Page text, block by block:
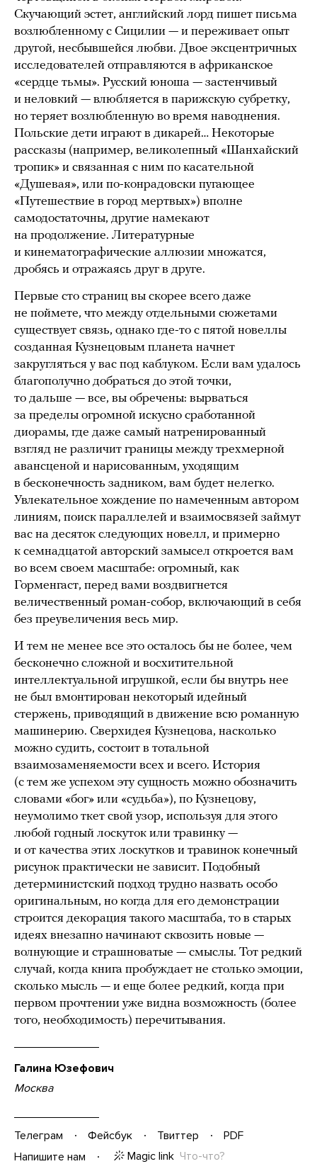
Скучающий эстет, английский лорд пишет письма
возлюбленному с Сицилии — и переживает опыт
другой, несбывшейся любви. Двое эксцентричных
исследователей отправляются в африканское
«сердце тьмы». Русский юноша — застенчивый
и неловкий — влюбляется в парижскую субретку,
но теряет возлюбленную во время наводнения.
Польские дети играют в дикарей… Некоторые
рассказы (например, великолепный «Шанхайский
тропик» и связанная с ним по касательной
«Душевая», или по-конрадовски пугающее
«Путешествие в город мертвых») вполне
самодостаточны, другие намекают
на продолжение. Литературные
и кинематографические аллюзии множатся,
дробясь и отражаясь друг в друге.
Первые сто страниц вы скорее всего даже
не поймете, что между отдельными сюжетами
существует связь, однако где-то с пятой новеллы
созданная Кузнецовым планета начнет
закругляться у вас под каблуком. Если вам удалось
благополучно добраться до этой точки,
то дальше — все, вы обречены: вырваться
за пределы огромной искусно сработанной
диорамы, где даже самый натренированный
взгляд не различит границы между трехмерной
авансценой и нарисованным, уходящим
в бесконечность задником, вам будет нелегко.
Увлекательное хождение по намеченным автором
линиям, поиск параллелей и взаимосвязей займут
вас на десяток следующих новелл, и примерно
к семнадцатой авторский замысел откроется вам
во всем своем масштабе: огромный, как
Горменгаст, перед вами воздвигнется
величественный роман-собор, включающий в себя
без преувеличения весь мир.
И тем не менее все это осталось бы не более, чем
бесконечно сложной и восхитительной
интеллектуальной игрушкой, если бы внутрь нее
не был вмонтирован некоторый идейный
стержень, приводящий в движение всю романную
машинерию. Сверхидея Кузнецова, насколько
можно судить, состоит в тотальной
взаимозаменяемости всех и всего. История
(с тем же успехом эту сущность можно обозначить
словами «бог» или «судьба»), по Кузнецову,
неумолимо ткет свой узор, используя для этого
любой годный лоскуток или травинку —
и от качества этих лоскутков и травинок конечный
рисунок практически не зависит. Подобный
детерминистский подход трудно назвать особо
оригинальным, но когда для его демонстрации
строится декорация такого масштаба, то в старых
идеях внезапно начинают сквозить новые —
волнующие и страшноватые — смыслы. Тот редкий
случай, когда книга пробуждает не столько эмоции,
сколько мысль — и еще более редкий, когда при
первом прочтении уже видна возможность (более
того, необходимость) перечитывания.
Галина Юзефович
Москва
Телеграм Фейсбук Твиттер
PDF
Напишите нам
Magic link Что-что?